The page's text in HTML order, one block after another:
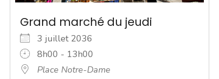
Grand marché du jeudi
3 juillet 2036
8h00 - 13h00
Place Notre-Dame